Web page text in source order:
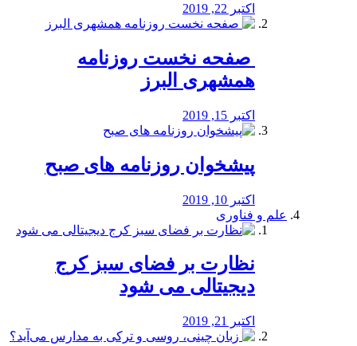
اکتبر 22, 2019
️ صفحه نخست روزنامه‌
همشهری البرز
اکتبر 15, 2019
پیشخوان روزنامه های صبح
اکتبر 10, 2019
علم و فناوری
نظارت بر فضای سبز کرج
دیجیتالی می شود
اکتبر 21, 2019